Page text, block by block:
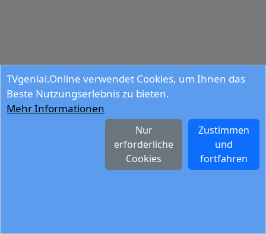
TVgenial.Online verwendet Cookies, um Ihnen das
Beste Nutzungserlebnis zu bieten.
Mehr Informationen
Zustimmen
und
fortfahren
Nur
erforderliche
Cookies